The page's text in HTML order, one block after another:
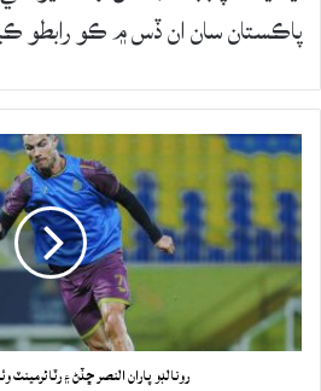
پاڪستان سان ان ڏس ۾ ڪو رابطو
رونالڊو پاران النصر ڇڏڻ ۽